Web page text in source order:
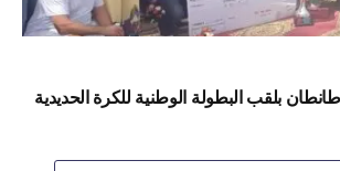
بلقب البطولة الوطنية للكرة الحديدية